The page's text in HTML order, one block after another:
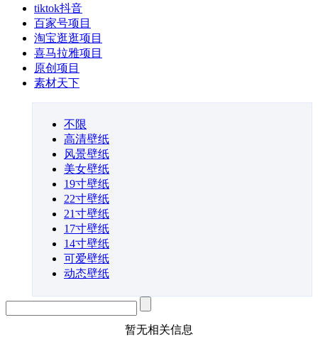
tiktok抖音
百家号项目
淘宝逛逛项目
喜马拉雅项目
原创项目
素材天下
不限
高清壁纸
风景壁纸
美女壁纸
19寸壁纸
22寸壁纸
21寸壁纸
17寸壁纸
14寸壁纸
可爱壁纸
动态壁纸
暂无相关信息